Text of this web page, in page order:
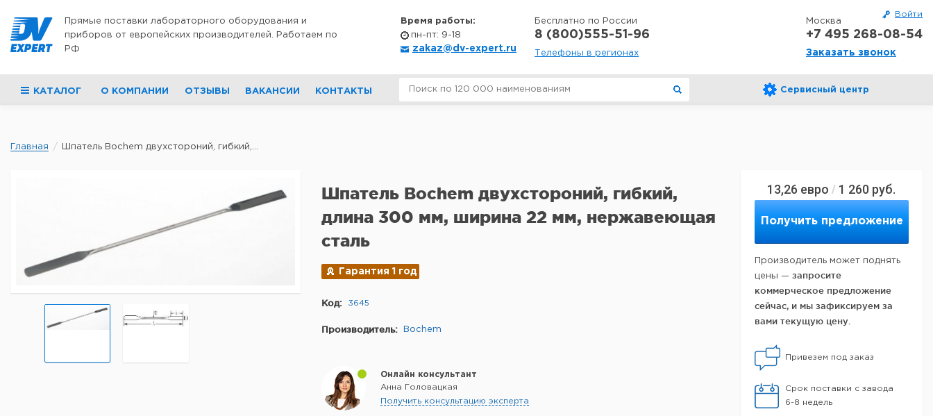
Войти
Прямые поставки лабораторного оборудования и
приборов от европейских производителей. Работаем по
РФ
Время работы:
пн-пт: 9-18
zakaz@dv-expert.ru
Бесплатно по России
8 (800)555-51-96
Телефоны в регионах
Москва
+7 495 268-08-54
Заказать звонок
КАТАЛОГ О КОМПАНИИ ОТЗЫВЫ ВАКАНСИИ КОНТАКТЫ Сервисный центр
Главная Шпатель Bochem двухстороний, гибкий,...
13,26 евро / 1 260 руб.
Получить предложение
Производитель может поднять
цены — запросите
коммерческое предложение
сейчас, и мы зафиксируем за
вами текущую цену.
Привезем под заказ
Срок поставки с завода
6-8 недель
Шпатель Bochem двухстороний, гибкий,
длина 300 мм, ширина 22 мм, нержавеющая
сталь
Гарантия 1 год
Код: 3645
Производитель: Bochem
Онлайн консультант
Анна Головацкая
Получить консультацию эксперта